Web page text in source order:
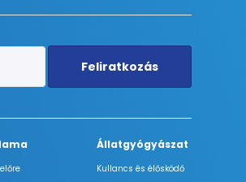
Feliratkozás
Állatgyógyászat
Kullancs és élősködő